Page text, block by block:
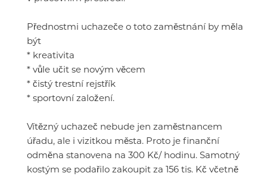
Přednostmi uchazeče o toto zaměstnání by měla
být
* kreativita
* vůle učit se novým věcem
* čistý trestní rejstřík
* sportovní založení.
Vítězný uchazeč nebude jen zaměstnancem
úřadu, ale i vizitkou města. Proto je finanční
odměna stanovena na 300 Kč/ hodinu. Samotný
kostým se podařilo zakoupit za 156 tis. Kč včetně